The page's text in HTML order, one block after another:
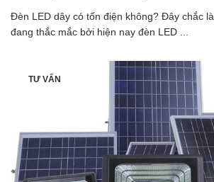
Đèn LED dây có tốn điện không? Đây chắc
đang thắc mắc bởi hiện nay đèn LED ...
TƯ VẤN